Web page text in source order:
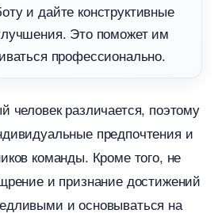
и дайте конструктивные
Это поможет им
профессионально.
человек различается, поэтому
предпочтения и
команды. Кроме того, не
и признание достижений
и основываться на